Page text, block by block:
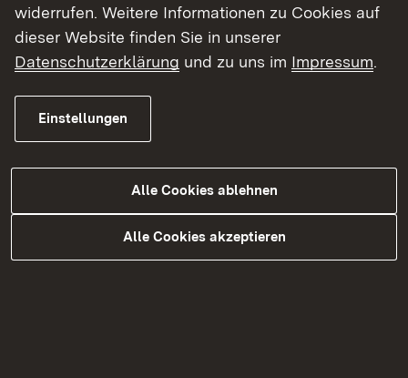
widerrufen. Weitere Informationen zu Cookies auf
dieser Website finden Sie in unserer
Datenschutzerklärung und zu uns im Impressum.
Einstellungen
Alle Cookies ablehnen
Alle Cookies akzeptieren